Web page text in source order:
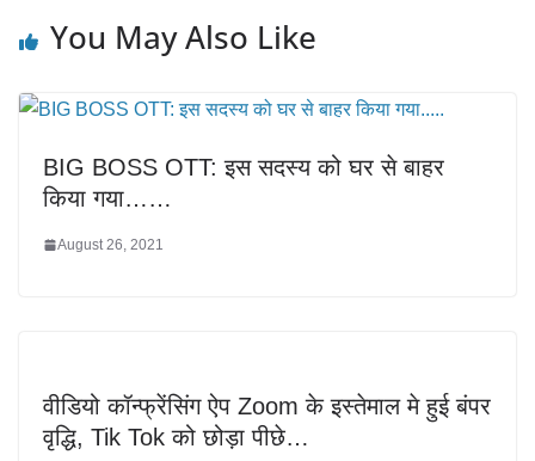
You May Also Like
BIG BOSS OTT: इस सदस्य को घर से बाहर
किया गया……
August 26, 2021
वीडियो कॉन्फ्रेंसिंग ऐप Zoom के इस्तेमाल मे हुई बंपर
वृद्धि, Tik Tok को छोड़ा पीछे…